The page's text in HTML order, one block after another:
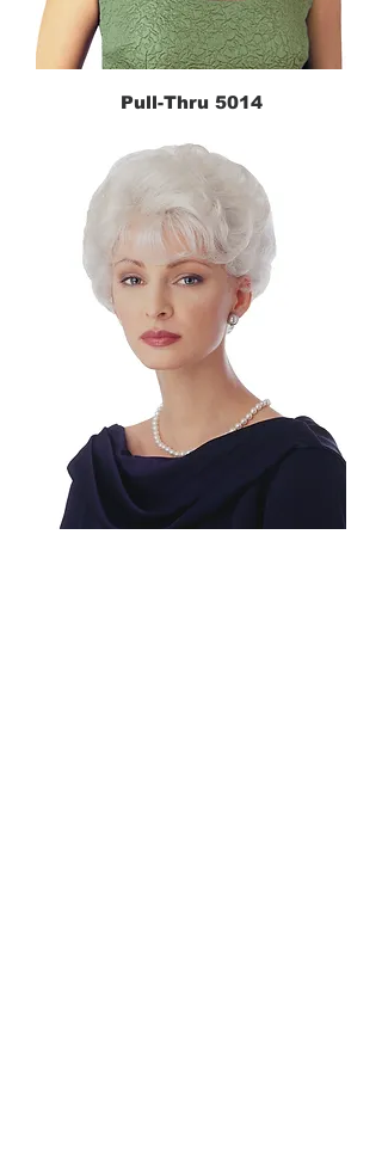
Pull-Thru 5014